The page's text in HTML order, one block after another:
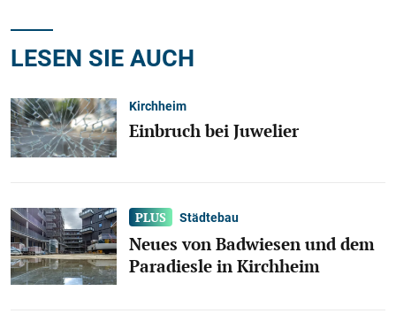
LESEN SIE AUCH
Kirchheim
Einbruch bei Juwelier
Städtebau
Neues von Badwiesen und dem
Paradiesle in Kirchheim